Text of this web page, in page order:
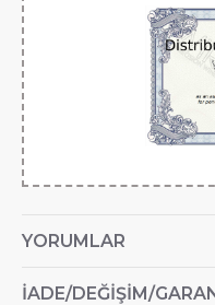
YORUMLAR
İADE/DEĞIŞIM/